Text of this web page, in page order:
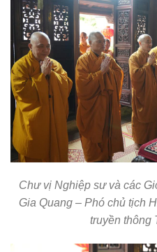
Chư vị Nghiệp sư và các
Gia Quang – Phó chủ tịch
truyền thông